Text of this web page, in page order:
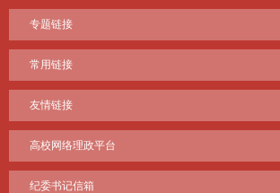
专题链接
常用链接
友情链接
高校网络理政平台
纪委书记信箱